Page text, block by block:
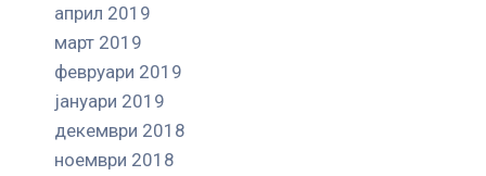
април 2019
март 2019
февруари 2019
јануари 2019
декември 2018
ноември 2018